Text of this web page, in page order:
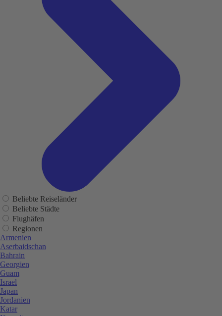
Beliebte Reiseländer
Beliebte Städte
Flughäfen
Regionen
Armenien
Aserbaidschan
Bahrain
Georgien
Guam
Israel
Japan
Jordanien
Katar